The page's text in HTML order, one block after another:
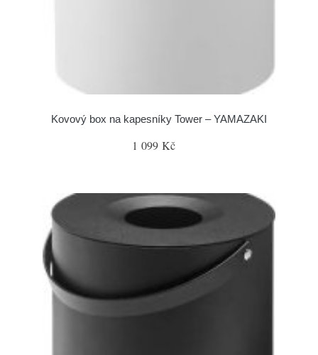
Kovový box na kapesníky Tower – YAMAZAKI
1 099 Kč